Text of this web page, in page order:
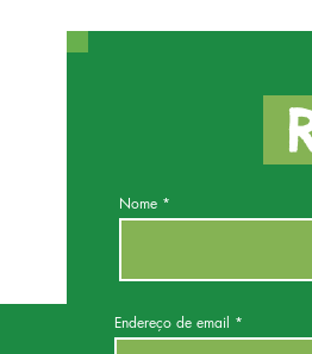
Nome
Endereço de email